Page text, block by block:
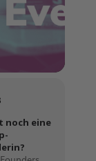
noch eine